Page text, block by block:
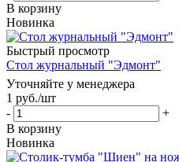
В корзину
Новинка
Быстрый просмотр
Стол журнальный "Эдмонт"
Уточняйте у менеджера
1 руб./шт
-
+
В корзину
Новинка